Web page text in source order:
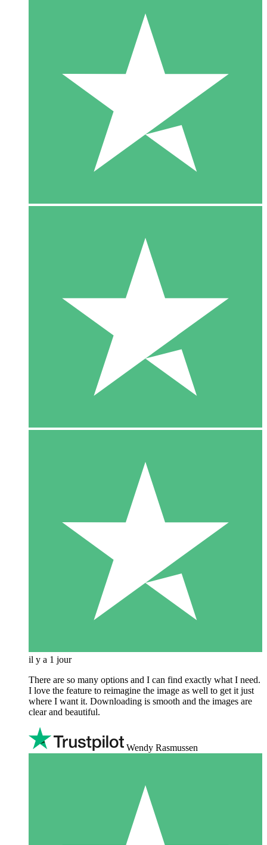
il y a 1 jour
There are so many options and I can find exactly what I need.
I love the feature to reimagine the image as well to get it just
where I want it. Downloading is smooth and the images are
clear and beautiful.
Wendy Rasmussen